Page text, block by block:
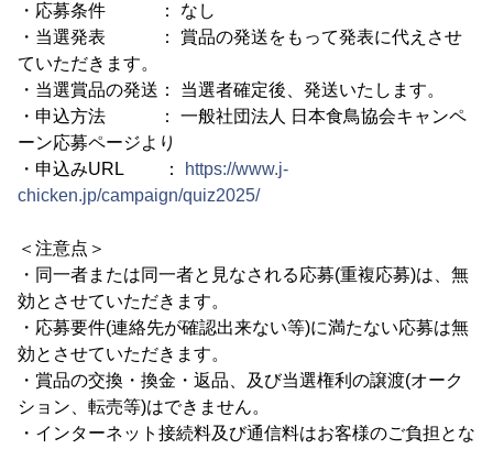
・応募条件 ： なし
・当選発表 ： 賞品の発送をもって発表に代えさせ
ていただきます。
・当選賞品の発送： 当選者確定後、発送いたします。
・申込方法 ： 一般社団法人 日本食鳥協会キャンペ
ーン応募ページより
・申込みURL ：
https://www.j-
chicken.jp/campaign/quiz2025/
＜注意点＞
・同一者または同一者と見なされる応募(重複応募)は、無
効とさせていただきます。
・応募要件(連絡先が確認出来ない等)に満たない応募は無
効とさせていただきます。
・賞品の交換・換金・返品、及び当選権利の譲渡(オーク
ション、転売等)はできません。
・インターネット接続料及び通信料はお客様のご負担とな